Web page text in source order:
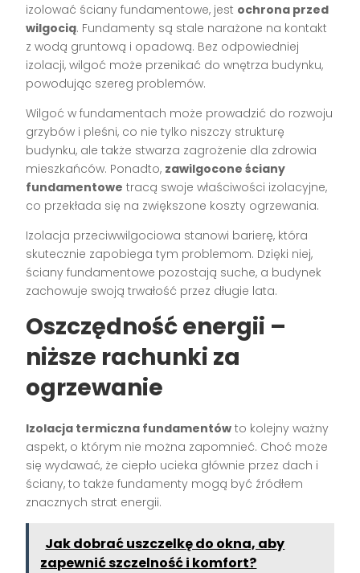
izolować ściany fundamentowe, jest ochrona przed
wilgocią. Fundamenty są stale narażone na kontakt
z wodą gruntową i opadową. Bez odpowiedniej
izolacji, wilgoć może przenikać do wnętrza budynku,
powodując szereg problemów.
Wilgoć w fundamentach może prowadzić do rozwoju
grzybów i pleśni, co nie tylko niszczy strukturę
budynku, ale także stwarza zagrożenie dla zdrowia
mieszkańców. Ponadto, zawilgocone ściany
fundamentowe tracą swoje właściwości izolacyjne,
co przekłada się na zwiększone koszty ogrzewania.
Izolacja przeciwwilgociowa stanowi barierę, która
skutecznie zapobiega tym problemom. Dzięki niej,
ściany fundamentowe pozostają suche, a budynek
zachowuje swoją trwałość przez długie lata.
Oszczędność energii –
niższe rachunki za
ogrzewanie
Izolacja termiczna fundamentów to kolejny ważny
aspekt, o którym nie można zapomnieć. Choć może
się wydawać, że ciepło ucieka głównie przez dach i
ściany, to także fundamenty mogą być źródłem
znacznych strat energii.
Jak dobrać uszczelkę do okna, aby
zapewnić szczelność i komfort?